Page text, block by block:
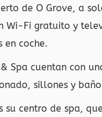
de O Grove, a
Wi-Fi gratuito y
en coche.
Spa cuentan con
sillones y
centro de spa,